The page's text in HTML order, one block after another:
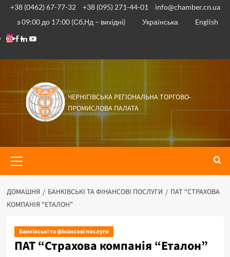
+38 (0462) 67-77-32 +38 (095) 271-44-01
info@chamber.cn.ua
з 09:00 до 17:00 (Сб,Нд – вихідні)
Українська English
ЧЕРНІГІВСЬКА РЕГІОНАЛЬНА ТОРГОВО-
ПРОМИСЛОВА ПАЛАТА
ДОМАШНЯ БАНКІВСЬКІ ТА ФІНАНСОВІ ПОСЛУГИ
ПАТ “СТРАХОВА
КОМПАНІЯ “ЕТАЛОН”
Банківські та фінансові послуги
ПАТ “Страхова компанія “Еталон”